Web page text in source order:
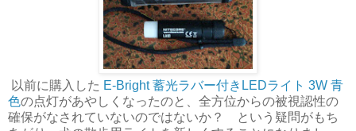
以前に購入した E-Bright 蓄光ラバー付きLEDライト 3W 青
色の点灯があやしくなったのと、全方位からの被視認性の
確保がなされていないのではないか？ という疑問がもち